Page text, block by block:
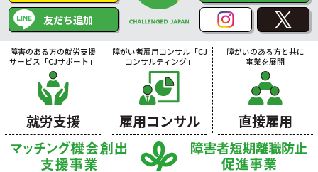
友だち追加
障害のある方の就労支援
サービス「CJサポート」
就労支援
障がい者雇用コンサル「CJ
コンサルティング」
雇用コンサル
障がいのある方と共に
事業を展開
直接雇用